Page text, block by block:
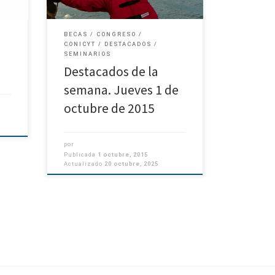
“Dependencia longitudinal del […]
BECAS
CONGRESO
CONICYT
DESTACADOS
SEMINARIOS
Destacados de la
semana. Jueves 1 de
octubre de 2015
por
Publicada 1 octubre, 2015
Actualizado 20 octubre, 2025